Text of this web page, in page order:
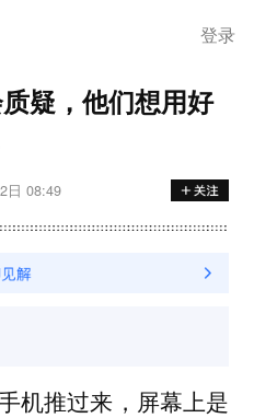
登录
疑，他们想用好
日 08:49
机推过来，屏幕上是